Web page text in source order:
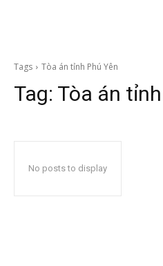
Tags Tòa án tỉnh Phú Yên
Tag: Tòa án
No posts to display